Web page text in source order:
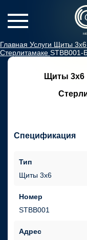
Главная Услуги Щиты
Стерлитамаке STBB001-
Щиты 3х6
Спецификация
Тип
Щиты 3х6
Номер
STBB001
Адрес